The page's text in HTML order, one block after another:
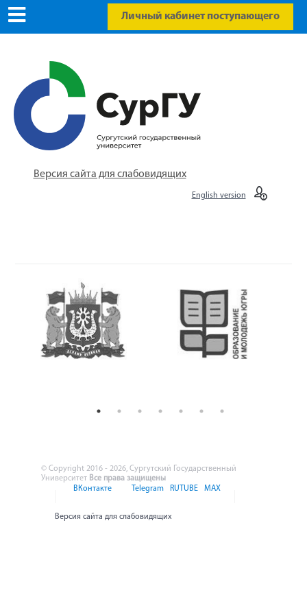
Личный кабинет поступающего
Версия сайта для слабовидящих
English version
© Copyright 2016 - 2026, Сургутский Государственный
Университет Все права защищены
ВКонтакте
Telegram RUTUBE MAX
Версия сайта для слабовидящих